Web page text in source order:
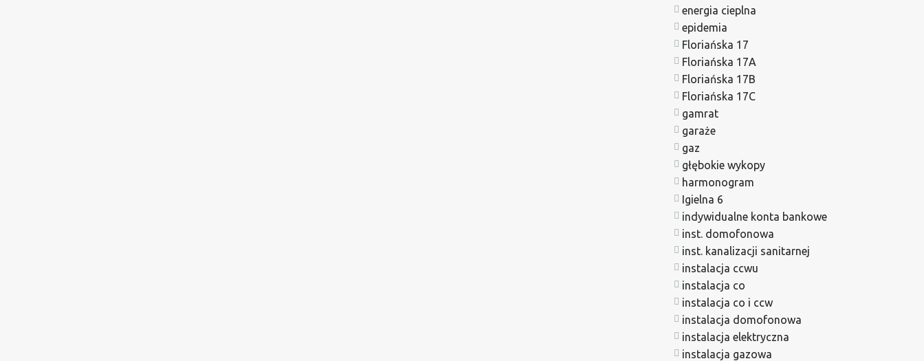
energia cieplna
epidemia
Floriańska 17
Floriańska 17A
Floriańska 17B
Floriańska 17C
gamrat
garaże
gaz
głębokie wykopy
harmonogram
Igielna 6
indywidualne konta bankowe
inst. domofonowa
inst. kanalizacji sanitarnej
instalacja ccwu
instalacja co
instalacja co i ccw
instalacja domofonowa
instalacja elektryczna
instalacja gazowa